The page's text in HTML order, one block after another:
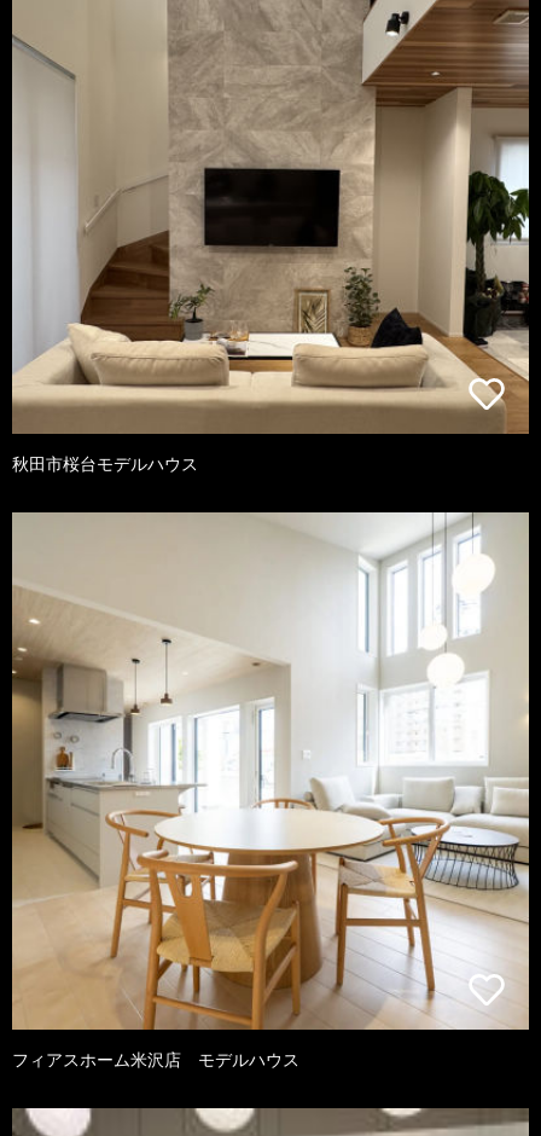
秋田市桜台モデルハウス
フィアスホーム米沢店 モデルハウス